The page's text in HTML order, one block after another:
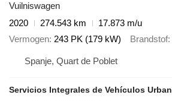
Vuilniswagen
2020
274.543 km
17.873 m/u
Vermogen 243 PK (179 kW) Brandstof
Spanje, Quart de Poblet
Servicios Integrales de Vehículos